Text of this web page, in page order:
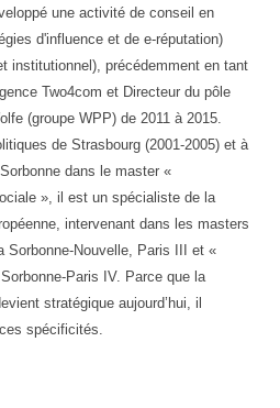
une activité de conseil en
d'influence et de e-réputation)
institutionnel), précédemment en tant
Two4com et Directeur du pôle
(groupe WPP) de 2011 à 2015.
de Strasbourg (2001-2005) et à
dans le master «
», il est un spécialiste de la
intervenant dans les masters
Sorbonne-Nouvelle, Paris III et «
Paris IV. Parce que la
stratégique aujourd’hui, il
spécificités.